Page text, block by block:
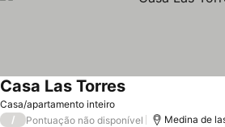
Casa/apartamento inteiro
Casa Las TorresVer preços
/ Pontuação não disponível Medina de